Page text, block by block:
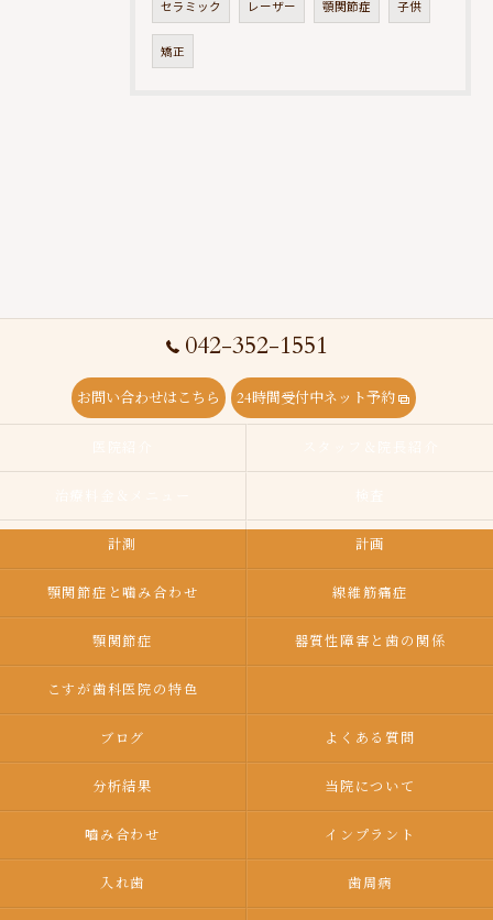
セラミック レーザー 顎関節症 子供
矯正
042-352-1551
お問い合わせはこちら 24時間受付中ネット予約
計測 計画
顎関節症と噛み合わせ 線維筋痛症
顎関節症 器質性障害と歯の関係
こすが歯科医院の特色
ブログ よくある質問
分析結果 当院について
嚙み合わせ インプラント
入れ歯 歯周病